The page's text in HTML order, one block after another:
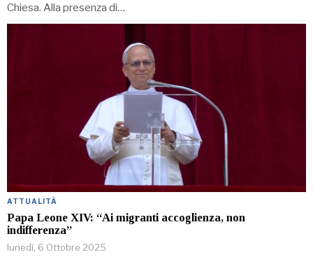
Chiesa. Alla presenza di…
ATTUALITÀ
Papa Leone XIV: “Ai migranti accoglienza, non
indifferenza”
lunedì, 6 Ottobre 2025